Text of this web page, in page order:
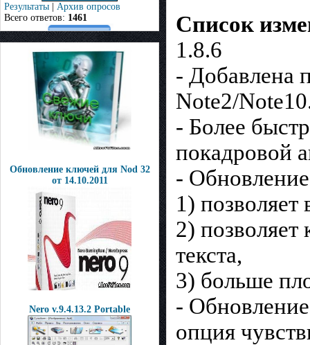
Результаты | Архив опросов
Всего ответов: 1461
Обновление ключей для Nod 32
от 14.10.2011
Nero v.9.4.13.2 Portable
Список
1.8.6
- Добавлена
Note2/
- Более
покадровой
-
1)
2)
текста,
3) больше
-
опция